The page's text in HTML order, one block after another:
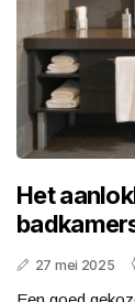
Het
27 mei 2025